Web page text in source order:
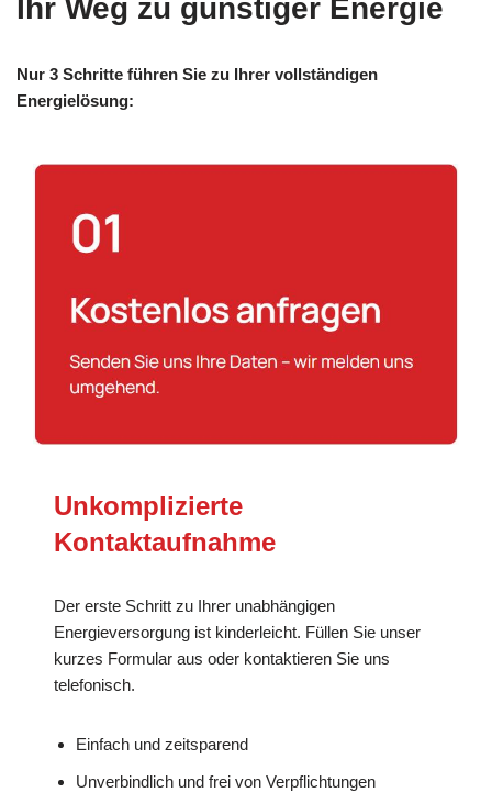
Ihr Weg zu günstiger Energie
Nur 3 Schritte führen Sie zu Ihrer vollständigen
Energielösung:
Unkomplizierte
Kontaktaufnahme
Der erste Schritt zu Ihrer unabhängigen
Energieversorgung ist kinderleicht. Füllen Sie unser
kurzes Formular aus oder kontaktieren Sie uns
telefonisch.
Einfach und zeitsparend
Unverbindlich und frei von Verpflichtungen